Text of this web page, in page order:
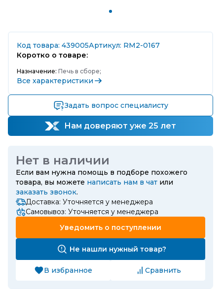
Код товара: 439005Артикул: RM2-0167
Коротко о товаре:
Назначение: Печь в сборе;
Все характеристики
Задать вопрос специалисту
Нам доверяют уже 25 лет
Нет в наличии
Если вам нужна помощь в подборе похожего
товара, вы можете написать нам в чат или
заказать звонок.
Доставка: Уточняется у менеджера
Самовывоз: Уточняется у менеджера
Уведомить о поступлении
Не нашли нужный товар?
В избранное Сравнить